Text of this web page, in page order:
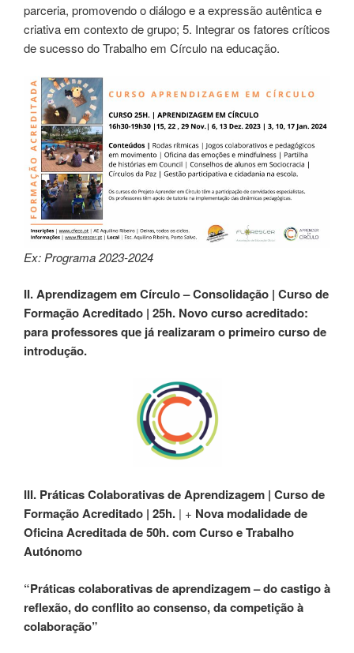
parceria, promovendo o diálogo e a expressão autêntica e
criativa em contexto de grupo; 5. Integrar os fatores críticos
de sucesso do Trabalho em Círculo na educação.
Ex: Programa 2023-2024
II. Aprendizagem em Círculo – Consolidação | Curso de
Formação Acreditado | 25h. Novo curso acreditado:
para professores que já realizaram o primeiro curso de
introdução.
III. Práticas Colaborativas de Aprendizagem | Curso de
Formação Acreditado | 25h. | + Nova modalidade de
Oficina Acreditada de 50h. com Curso e Trabalho
Autónomo
“Práticas colaborativas de aprendizagem – do castigo à
reflexão, do conflito ao consenso, da competição à
colaboração”